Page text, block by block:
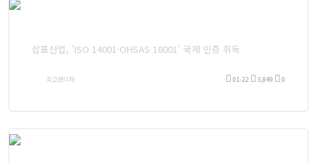
삼표산업, 'ISO 14001·OHSAS 18001' 국제 인증 취득
최고관리자 01-22 3,849 0